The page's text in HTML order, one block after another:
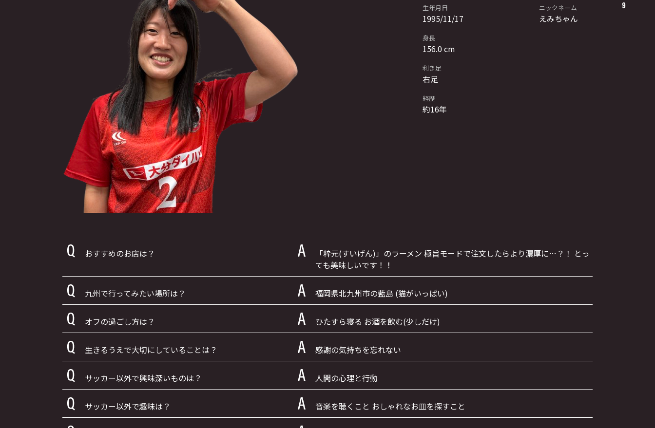
9
生年月日
1995/11/17
身長
156.0 cm
利き足
右足
ニックネーム
えみちゃん
経歴
約16年
おすすめのお店は？
「粋元(すいげん)」のラーメン 極旨モードで注文したらより濃厚に…？！ とっ
ても美味しいです！！
九州で行ってみたい場所は？ 福岡県北九州市の藍島 (猫がいっぱい)
オフの過ごし方は？ ひたすら寝る お酒を飲む(少しだけ)
生きるうえで大切にしていることは？ 感謝の気持ちを忘れない
サッカー以外で興味深いものは？ 人間の心理と行動
サッカー以外で趣味は？ 音楽を聴くこと おしゃれなお皿を探すこと